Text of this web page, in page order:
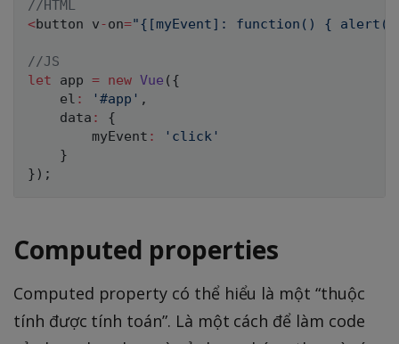
//HTML
<button v-on="{[myEvent]: function() { alert("
//JS
let app = new Vue ( {
    el
: '#app' ,
    data
:
{
        myEvent
:
'click'
}
} ) ;
Computed properties
Computed property có thể hiểu là một “thuộc
tính được tính toán”. Là một cách để làm code